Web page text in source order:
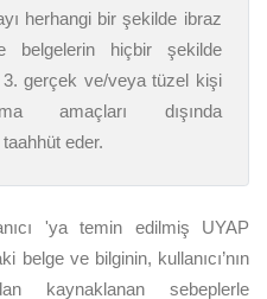
herhangi bir şekilde ibraz
hiçbir şekilde
3. gerçek ve/veya tüzel kişi
amaçları dışında
eder.
'ya temin edilmiş UYAP
belge ve bilginin, kullanıcı’nın
kaynaklanan sebeplerle